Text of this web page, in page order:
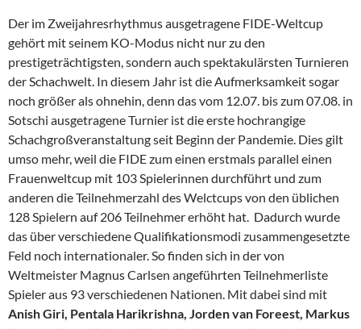
Der im Zweijahresrhythmus ausgetragene FIDE-Weltcup
gehört mit seinem KO-Modus nicht nur zu den
prestigeträchtigsten, sondern auch spektakulärsten Turnieren
der Schachwelt. In diesem Jahr ist die Aufmerksamkeit sogar
noch größer als ohnehin, denn das vom 12.07. bis zum 07.08. in
Sotschi ausgetragene Turnier ist die erste hochrangige
Schachgroßveranstaltung seit Beginn der Pandemie. Dies gilt
umso mehr, weil die FIDE zum einen erstmals parallel einen
Frauenweltcup mit 103 Spielerinnen durchführt und zum
anderen die Teilnehmerzahl des Welctcups von den üblichen
128 Spielern auf 206 Teilnehmer erhöht hat. Dadurch wurde
das über verschiedene Qualifikationsmodi zusammengesetzte
Feld noch internationaler. So finden sich in der von
Weltmeister Magnus Carlsen angeführten Teilnehmerliste
Spieler aus 93 verschiedenen Nationen. Mit dabei sind mit
Anish Giri, Pentala Harikrishna, Jorden van Foreest, Markus